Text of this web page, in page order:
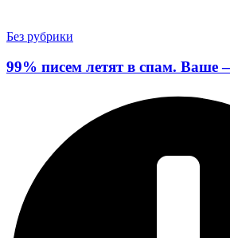
Без рубрики
99% писем летят в спам. Ваше